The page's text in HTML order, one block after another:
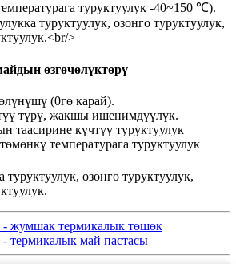
өзгөчөлүктөрү
(0гө карай).
түрү, жакшы ишенимдүүлүк.
таасирине күчтүү туруктуулук
температурага туруктуулук
озонго туруктуулук,
- жумшак термикалык төшөк
термикалык май пастасы